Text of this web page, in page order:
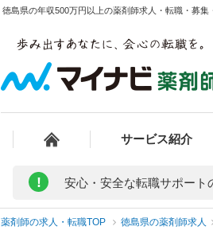
徳島県の年収500万円以上の薬剤師求人・転職・募
サービス紹介
! 安心・安全な転職サポート
薬剤師の求人・転職TOP 徳島県の薬剤師求人